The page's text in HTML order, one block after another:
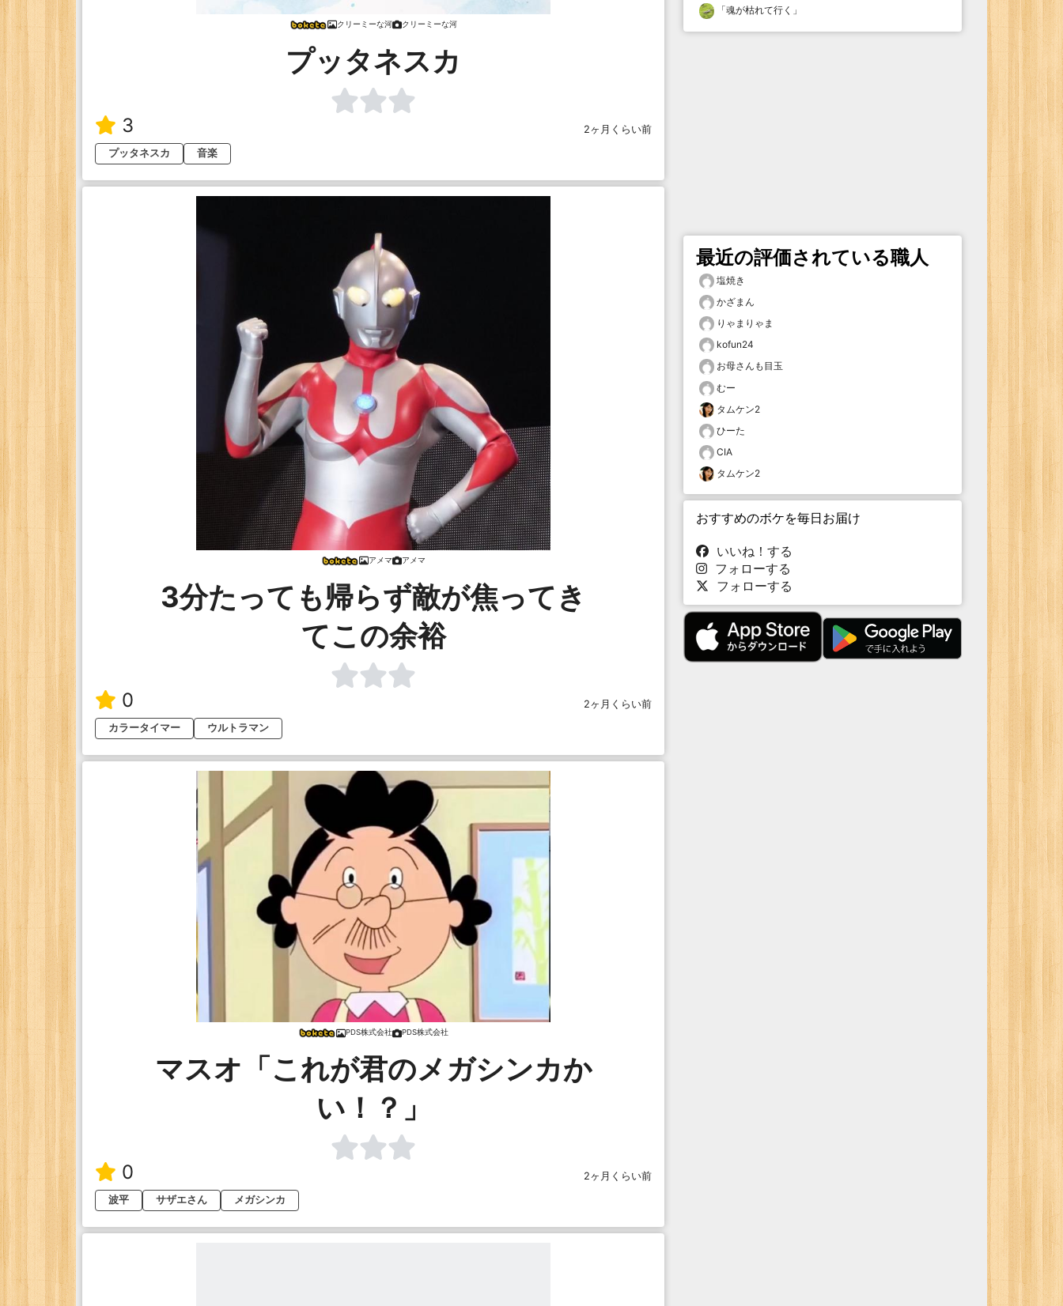
クリーミーな河 クリーミーな河
プッタネスカ
3
2ヶ月くらい前
プッタネスカ
音楽
アメマ アメマ
3分たっても帰らず敵が焦ってき
てこの余裕
0
2ヶ月くらい前
カラータイマー
ウルトラマン
PDS株式会社 PDS株式会社
マスオ「これが君のメガシンカか
い！？」
0
2ヶ月くらい前
波平
サザエさん メガシンカ
「魂が枯れて行く 」
最近の評価されている職人
塩焼き
かざまん
りゃまりゃま
kofun24
お母さんも目玉
むー
タムケン2
ひーた
CIA
タムケン2
おすすめのボケを毎日お届け
いいね！する
フォローする
フォローする